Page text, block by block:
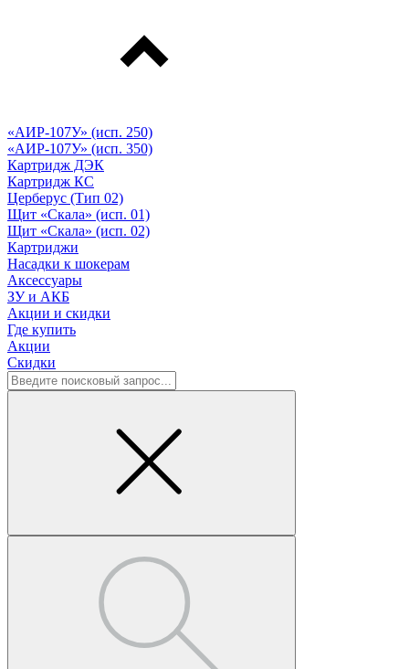
«АИР-107У» (исп. 250)
«АИР-107У» (исп. 350)
Картридж ДЭК
Картридж КС
Церберус (Тип 02)
Щит «Скала» (исп. 01)
Щит «Скала» (исп. 02)
Картриджи
Насадки к шокерам
Аксессуары
ЗУ и АКБ
Акции и скидки
Где купить
Акции
Скидки